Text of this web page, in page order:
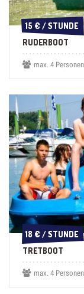
15 € / STUNDE
15 € / STUNDE
RUDERBOOT
max. 4 Personen
18 € / STUNDE
18 € / STUNDE
TRETBOOT
max. 4 Personen